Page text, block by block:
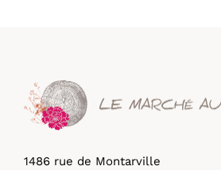
1486 rue de Montarville